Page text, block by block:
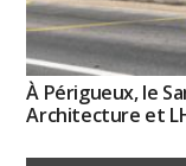
À Périgueux, le
Architecture et